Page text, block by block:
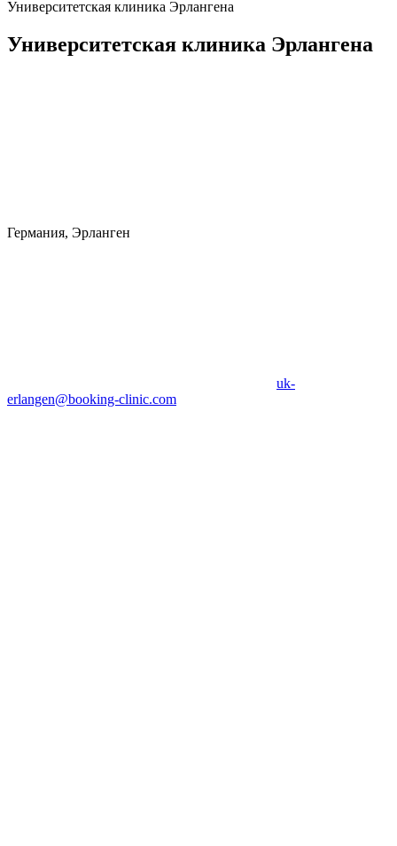
Университетская клиника Эрлангена
Университетская клиника Эрлангена
Германия, Эрланген
uk-
erlangen@booking-clinic.com